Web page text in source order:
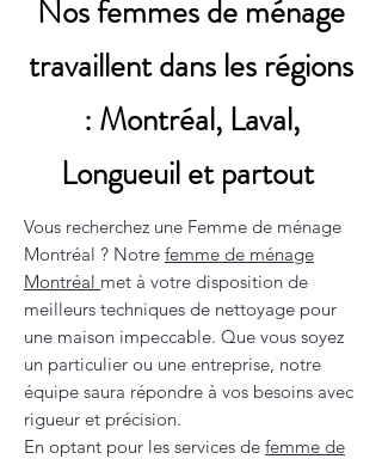
Nos femmes de ménage
travaillent dans les régions
: Montréal, Laval,
Longueuil et partout
Vous recherchez une Femme de ménage
Montréal ? Notre femme de ménage
Montréal met à votre disposition de
meilleurs techniques de nettoyage pour
une maison impeccable. Que vous soyez
un particulier ou une entreprise, notre
équipe saura répondre à vos besoins avec
rigueur et précision.
En optant pour les services de femme de